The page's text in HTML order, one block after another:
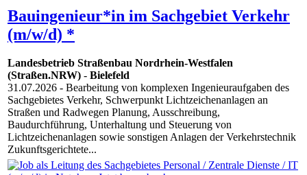
Bauingenieur*in im Sachgebiet Verkehr
(m/w/d) *
Landesbetrieb Straßenbau Nordrhein-Westfalen
(Straßen.NRW) - Bielefeld
31.07.2026 - Bearbeitung von komplexen Ingenieuraufgaben des
Sachgebietes Verkehr, Schwerpunkt Lichtzeichenanlagen an
Straßen und Radwegen Planung, Ausschreibung,
Baudurchführung, Unterhaltung und Steuerung von
Lichtzeichenanlagen sowie sonstigen Anlagen der Verkehrstechnik
Zukunftsgerichtete...